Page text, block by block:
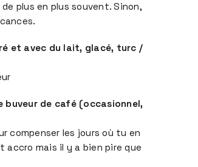
plus en plus souvent. Sinon,
et avec du lait, glacé, turc /
de café (occasionnel,
compenser les jours où tu en
accro mais il y a bien pire que